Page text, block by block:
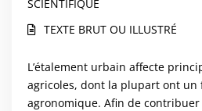
SCIENTIFIQUE
TEXTE BRUT OU ILLUSTRÉ
L’étalement urbain affecte
agricoles, dont la plupart ont un
agronomique. Afin de